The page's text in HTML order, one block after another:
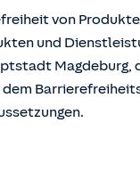
von
und